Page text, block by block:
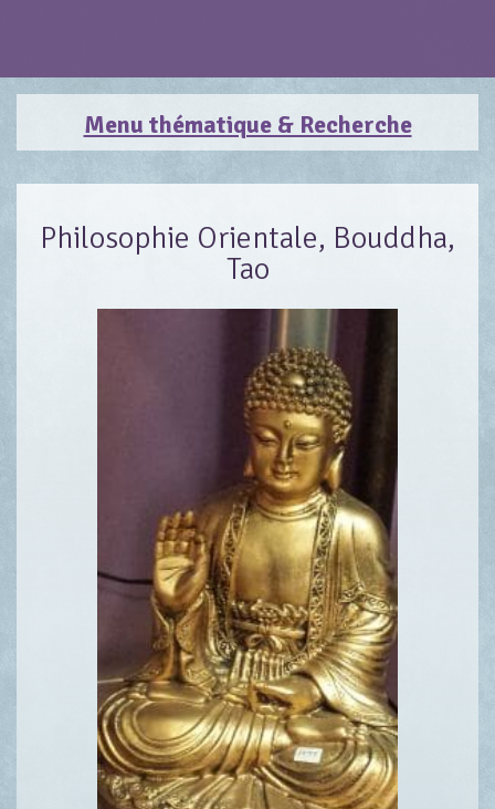
Menu thématique & Recherche
Philosophie Orientale, Bouddha,
Tao